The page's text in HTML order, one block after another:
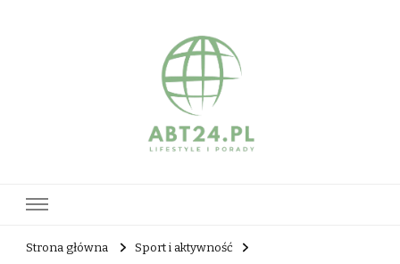
Strona główna
Sport i aktywność